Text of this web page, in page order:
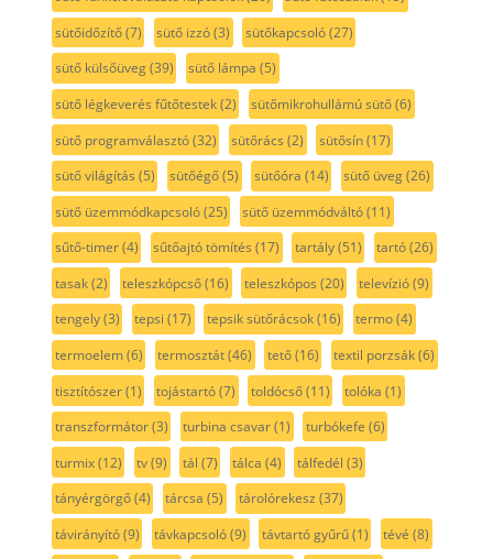
sütőidőzítő(7) sütő izzó(3) sütőkapcsoló(27)
sütő külsőüveg(39) sütő lámpa (5)
sütő légkeverés fűtőtestek(2) sütőmikrohullámú sütő(6)
sütő programválasztó(32) sütőrács (2) sütősín(17)
sütő világítás (5) sütőégő(5) sütőóra (14) sütő üveg(26)
sütő üzemmódkapcsoló(25) sütő üzemmódváltó(11)
sűtő-timer(4) sűtőajtó tömítés (17) tartály(51) tartó(26)
tasak(2) teleszkópcső(16) teleszkópos (20) televízió(9)
tengely(3) tepsi (17) tepsik sütőrácsok(16) termo(4)
termoelem(6) termosztát(46) tető(16) textil porzsák(6)
tisztítószer(1) tojástartó(7) toldócső(11) tolóka (1)
transzformátor(3) turbina csavar(1) turbókefe (6)
turmix(12) tv(9) tál (7) tálca (4) tálfedél (3)
tányérgörgő(4) tárcsa (5) tárolórekesz (37)
távirányító(9) távkapcsoló(9) távtartó gyűrű(1) tévé (8)